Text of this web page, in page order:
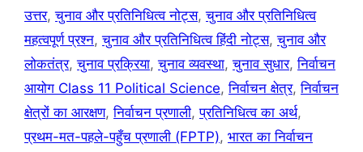
उत्तर,चुनाव और प्रतिनिधित्व नोट्स,चुनाव और प्रतिनिधित्व
महत्वपूर्ण प्रश्न,चुनाव और प्रतिनिधित्व हिंदी नोट्स,चुनाव और
लोकतंत्र,चुनाव प्रक्रिया,चुनाव व्यवस्था,चुनाव सुधार,निर्वाचन
आयोग Class 11 Political Science,निर्वाचन क्षेत्र,निर्वाचन
क्षेत्रों का आरक्षण,निर्वाचन प्रणाली,प्रतिनिधित्व का अर्थ,
प्रथम-मत-पहले-पहुँच प्रणाली (FPTP), भारत का निर्वाचन